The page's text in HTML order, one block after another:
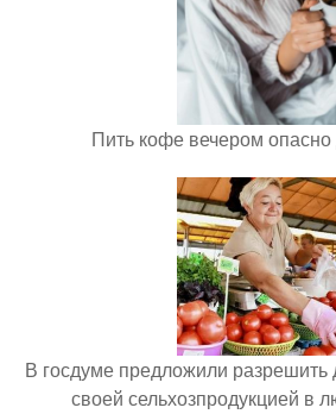
Пить кофе вечером
В госдуме предложили разрешить
своей сельхозпродукцией в